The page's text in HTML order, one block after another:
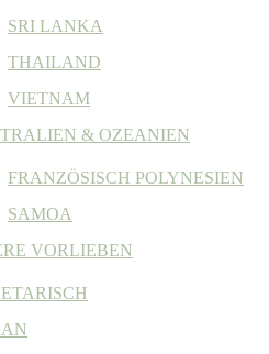
SRI LANKA
THAILAND
VIETNAM
& OZEANIEN
FRANZÖSISCH POLYNESIEN
SAMOA
VORLIEBEN